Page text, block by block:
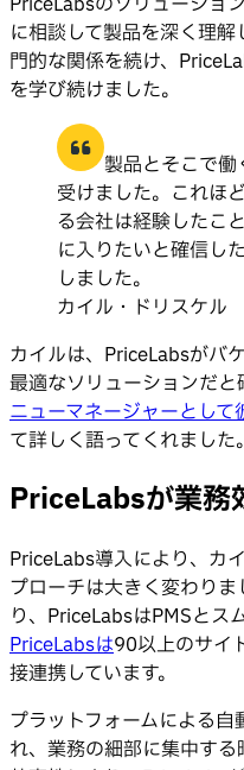
に相談して製品を深く理
門的な関係を続け、
を学び続けました。
製品とそこで
受けました。これほ
る会社は経験したこ
に入りたいと確信し
しました。
カイル・ドリスケル
カイルは、PriceLabsがバ
最適なソリューションだと
ニューマネージャーとし
て詳しく語ってくれました。
PriceLabsが業務
PriceLabs導入により、カ
プローチは大きく変わり
り、PriceLabsはPMSとス
PriceLabsは90以上のサイ
接連携しています。
プラットフォームによる
れ、業務の細部に集中す